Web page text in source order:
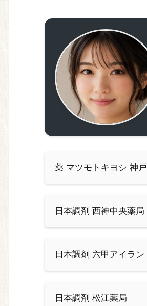
薬 マツモトキヨシ 神
日本調剤 西神中央薬局
日本調剤 六甲アイラン
日本調剤 松江薬局